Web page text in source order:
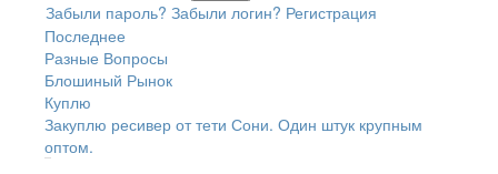
Забыли пароль? Забыли логин? Регистрация
Последнее
Разные Вопросы
Блошиный Рынок
Куплю
Закуплю ресивер от тети Сони. Один штук крупным
оптом.